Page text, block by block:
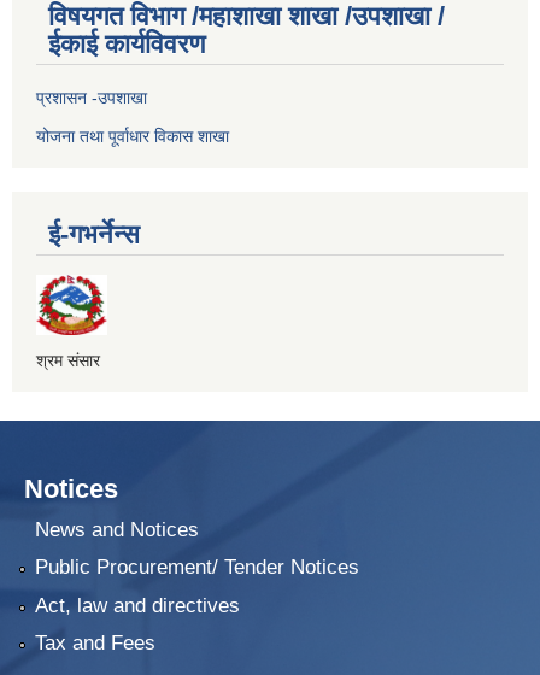
विषयगत विभाग /महाशाखा शाखा /उपशाखा /
ईकाई कार्यविवरण
प्रशासन -उपशाखा
योजना तथा पूर्वाधार विकास शाखा
ई-गभर्नेन्स
श्रम संसार
Notices
News and Notices
Public Procurement/ Tender Notices
Act, law and directives
Tax and Fees